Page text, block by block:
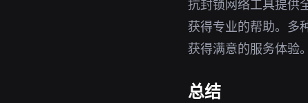
抗封锁网络工具提供
获得专业的帮助。多
获得满意的服务体验。
总结